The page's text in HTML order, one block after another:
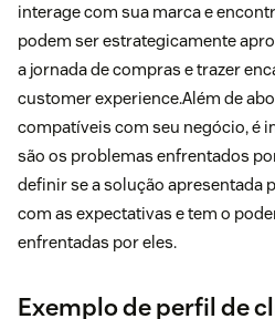
interage com sua marca e
podem ser estrategicamente
a jornada de compras e trazer
customer experience.Além de
compatíveis com seu negócio, é
são os problemas enfrentados
definir se a solução apresentada
com as expectativas e tem o
enfrentadas por eles.
Exemplo de perfil de